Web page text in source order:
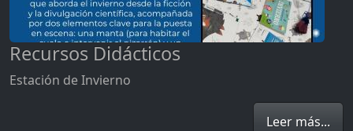
Recursos Didácticos
Estación de Invierno
Leer más...